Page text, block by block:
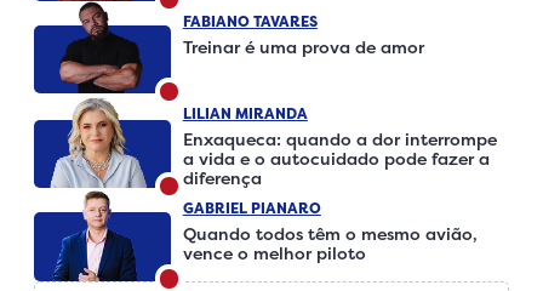
FABIANO TAVARES
Treinar é uma prova de amor
LILIAN MIRANDA
Enxaqueca: quando a dor interrompe
a vida e o autocuidado pode fazer a
diferença
GABRIEL PIANARO
Quando todos têm o mesmo avião,
vence o melhor piloto